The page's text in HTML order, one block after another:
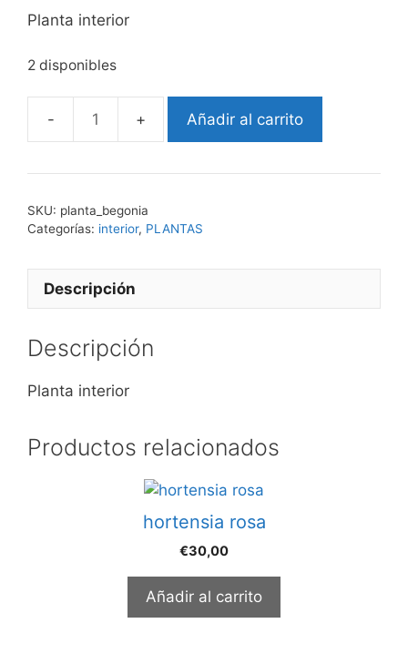
Planta interior
2 disponibles
begonia
Añadir al carrito
SKU: planta_begonia
Categorías: interior, PLANTAS
Descripción
Descripción
Planta interior
Productos relacionados
hortensia rosa
€30,00
Añadir al carrito